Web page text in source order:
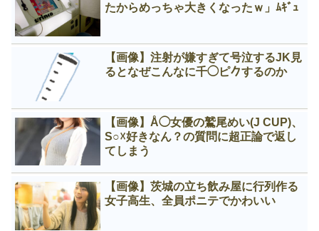
たからめっちゃ大きくなったｗ」ﾑｷﾞｭ
【画像】注射が嫌すぎて号泣するJK見
るとなぜこんなに千◯ピ𠂊するのか
【画像】Å◯女優の鷲尾めい(J CUP)、
S○☓好きなん？の質問に超正論で返し
てしまう
【画像】茨城の立ち飲み屋に行列作る
女子高生、全員ポニテでかわいい